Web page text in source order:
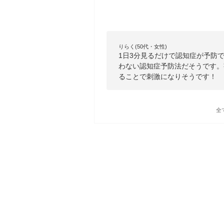
りらく(50代・女性)
1日3分見るだけで認知症が予防
わない認知症予防法だそうです
ることで刺激になりそうです！
全